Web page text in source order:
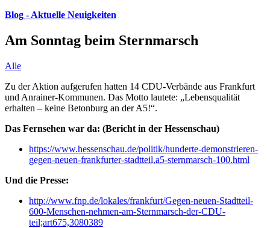
Blog - Aktuelle Neuigkeiten
Am Sonntag beim Sternmarsch
Alle
Zu der Aktion aufgerufen hatten 14 CDU-Verbände aus Frankfurt
und Anrainer-Kommunen. Das Motto lautete: „Lebensqualität
erhalten – keine Betonburg an der A5!“.
Das Fernsehen war da: (Bericht in der Hessenschau)
https://www.hessenschau.de/politik/hunderte-demonstrieren-
gegen-neuen-frankfurter-stadtteil,a5-sternmarsch-100.html
Und die Presse:
http://www.fnp.de/lokales/frankfurt/Gegen-neuen-Stadtteil-
600-Menschen-nehmen-am-Sternmarsch-der-CDU-
teil;art675,3080389